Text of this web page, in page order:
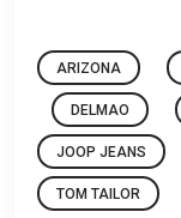
ARIZONA
DELMAO
JOOP JEANS
TOM TAILOR